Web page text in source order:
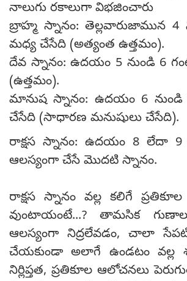
నాలుగు రకాలుగా విభజించారు
బ్రాహ్మ స్నానం: తెల్లవారుజామున 4
మధ్య చేసేది (అత్యంత ఉత్తమం).
దేవ స్నానం: ఉదయం 5 నుండి 6
(ఉత్తమం).
మానుష స్నానం: ఉదయం 6 నుండి
చేసేది (సాధారణ మనుషులు చేసేది).
రాక్షస స్నానం: ఉదయం 8 లేదా 9
ఆలస్యంగా చేసే మొదటి స్నానం.
రాక్షస స్నానం వల్ల కలిగే
వుంటాయంటే...? తామసిక
ఆలస్యంగా నిద్రలేవడం, చాలా
చేయకుండా అలాగే ఉండటం వల్ల
నిర్లిప్తత, ప్రతికూల ఆలోచనలు